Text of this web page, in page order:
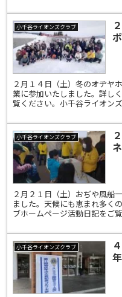
小千谷ライオンズクラブ
２月１４日（土）冬のオヂヤ
業に参加いたしました。詳し
覧ください。小千谷ライオン
小千谷ライオンズクラブ
２月２１日（土）おぢや風船
ました。天候にも恵まれ多く
ブホームページ活動日記を
小千谷ライオンズクラブ